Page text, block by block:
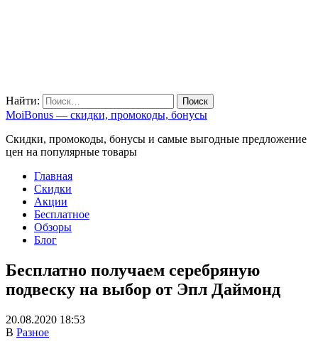
Найти:
MoiBonus — скидки, промокоды, бонусы
Скидки, промокоды, бонусы и самые выгодные предложение
цен на популярные товары
Главная
Скидки
Акции
Бесплатное
Обзоры
Блог
Бесплатно получаем серебряную
подвеску на выбор от Эпл Даймонд
20.08.2020 18:53
В Разное